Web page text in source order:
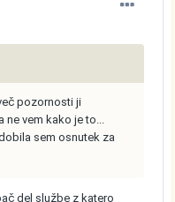
pozornosti ji
vem kako je to...
sem osnutek za
del službe z katero